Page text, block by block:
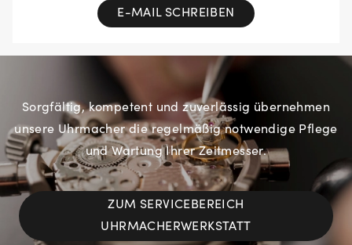
E-MAIL SCHREIBEN
Sorgfältig, kompetent und zuverlässig übernehmen
unsere Uhrmacher die regelmäßig notwendige Pflege
und Wartung Ihrer Zeitmesser.
ZUM SERVICEBEREICH
UHRMACHERWERKSTATT